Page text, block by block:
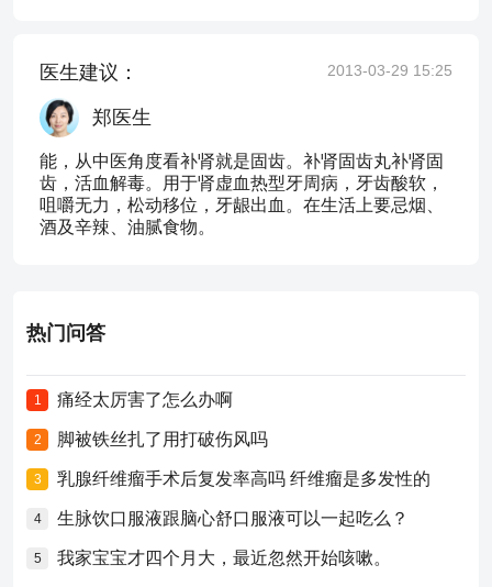
医生建议： 2013-03-29 15:25
郑医生
能，从中医角度看补肾就是固齿。补肾固齿丸补肾固
齿，活血解毒。用于肾虚血热型牙周病，牙齿酸软，
咀嚼无力，松动移位，牙龈出血。在生活上要忌烟、
酒及辛辣、油腻食物。
热门问答
1 痛经太厉害了怎么办啊
2 脚被铁丝扎了用打破伤风吗
3 乳腺纤维瘤手术后复发率高吗 纤维瘤是多发性的
4 生脉饮口服液跟脑心舒口服液可以一起吃么？
5 我家宝宝才四个月大，最近忽然开始咳嗽。